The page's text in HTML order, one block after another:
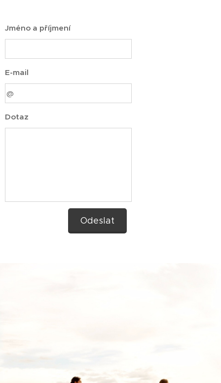
Jméno a příjmení
E-mail
Dotaz
Odeslat